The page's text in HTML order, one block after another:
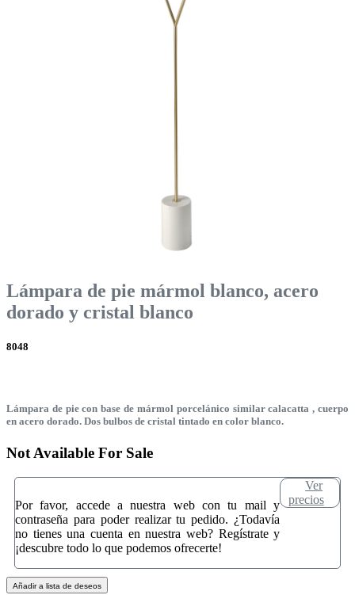
Lámpara de pie mármol blanco, acero
dorado y cristal blanco
8048
Lámpara de pie con base de mármol porcelánico similar calacatta , cuerpo
en acero dorado. Dos bulbos de cristal tintado en color blanco.
Not Available For Sale
Por favor, accede a nuestra web con tu mail y
contraseña para poder realizar tu pedido. ¿Todavía
no tienes una cuenta en nuestra web? Regístrate y
¡descubre todo lo que podemos ofrecerte!
Ver
precios
Añadir a lista de deseos